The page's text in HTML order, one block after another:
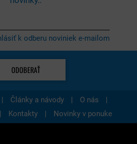
k odberu noviniek e-mailom
ODOBERAŤ
| Články a návody | O nás
|
| Kontakty | Novinky v ponuke